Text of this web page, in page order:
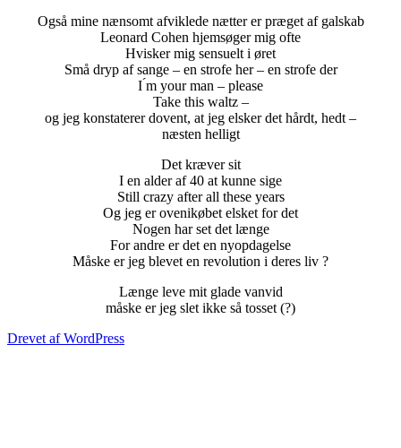
Også mine nænsomt afviklede nætter er præget af galskab
Leonard Cohen hjemsøger mig ofte
Hvisker mig sensuelt i øret
Små dryp af sange – en strofe her – en strofe der
I ́m your man – please
Take this waltz –
og jeg konstaterer dovent, at jeg elsker det hårdt, hedt –
næsten helligt
Det kræver sit
I en alder af 40 at kunne sige
Still crazy after all these years
Og jeg er ovenikøbet elsket for det
Nogen har set det længe
For andre er det en nyopdagelse
Måske er jeg blevet en revolution i deres liv ?
Længe leve mit glade vanvid
måske er jeg slet ikke så tosset (?)
Drevet af WordPress